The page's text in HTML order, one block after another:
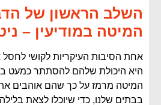
השלב הראשון של
המיטה במודיעין –
אחת הסיבות העיקריות לקושי
היא היכולת שלהם להסתתר כמעט
המיטה מרמז על כך שהם אוהבים
בבתים שלנו, כדי שיוכלו לצאת